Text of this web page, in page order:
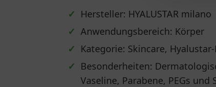
✓ Hersteller: HYALUSTAR milano
✓ Anwendungsbereich: Körper
✓ Kategorie: Skincare,
✓ Besonderheiten:
Vaseline, Parabene, PEGs und